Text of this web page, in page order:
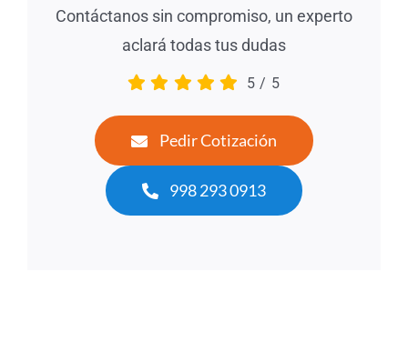
Contáctanos sin compromiso, un experto
aclará todas tus dudas
5 / 5
Pedir Cotización
998 293 0913